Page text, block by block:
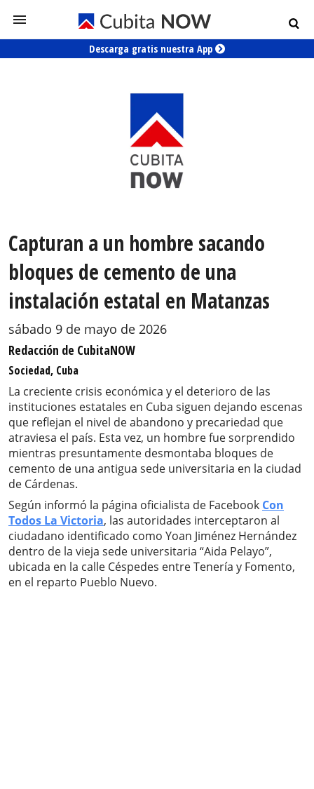
Descarga gratis nuestra App
Capturan a un hombre sacando
bloques de cemento de una
instalación estatal en Matanzas
sábado 9 de mayo de 2026
Redacción de CubitaNOW
Sociedad, Cuba
La creciente crisis económica y el deterioro de las
instituciones estatales en Cuba siguen dejando escenas
que reflejan el nivel de abandono y precariedad que
atraviesa el país. Esta vez, un hombre fue sorprendido
mientras presuntamente desmontaba bloques de
cemento de una antigua sede universitaria en la ciudad
de Cárdenas.
Según informó la página oficialista de Facebook Con
Todos La Victoria, las autoridades interceptaron al
ciudadano identificado como Yoan Jiménez Hernández
dentro de la vieja sede universitaria “Aida Pelayo”,
ubicada en la calle Céspedes entre Tenería y Fomento,
en el reparto Pueblo Nuevo.